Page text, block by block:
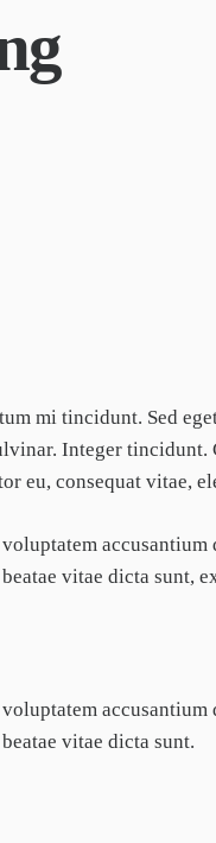
mi tincidunt. Sed
Integer tincidunt.
eu, consequat vitae,
vitae dicta sunt,
vitae dicta sunt.